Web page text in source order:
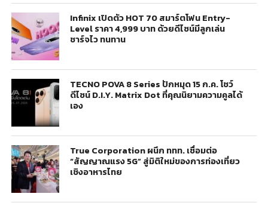
Infinix เปิดตัว HOT 70 สมาร์ตโฟน Entry-
Level ราคา 4,999 บาท ด้วยดีไซน์มีลูกเล่น
ชาร์จไว ทนทาน
TECNO POVA 8 Series ปักหมุด 15 ก.ค. โชว์
ดีไซน์ D.I.Y. Matrix Dot ที่คุณนิยามความคูลได้
เอง
True Corporation ผนึก ททท. เชื่อมต่อ
“สัญญาณแรง 5G” สู่มิติใหม่ของการท่องเที่ยว
เชิงอาหารไทย